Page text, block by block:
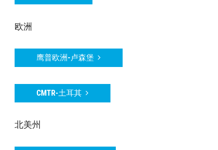
欧洲
鹰普欧洲-卢森堡
CMTR-土耳其
北美州